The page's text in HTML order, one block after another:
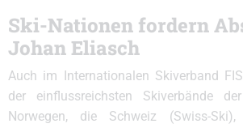
Ski-Nationen fordern
Johan Eliasch
Auch im Internationalen Skiverband
der einflussreichsten Skiverbände
Norwegen, die Schweiz (Swiss-Ski),